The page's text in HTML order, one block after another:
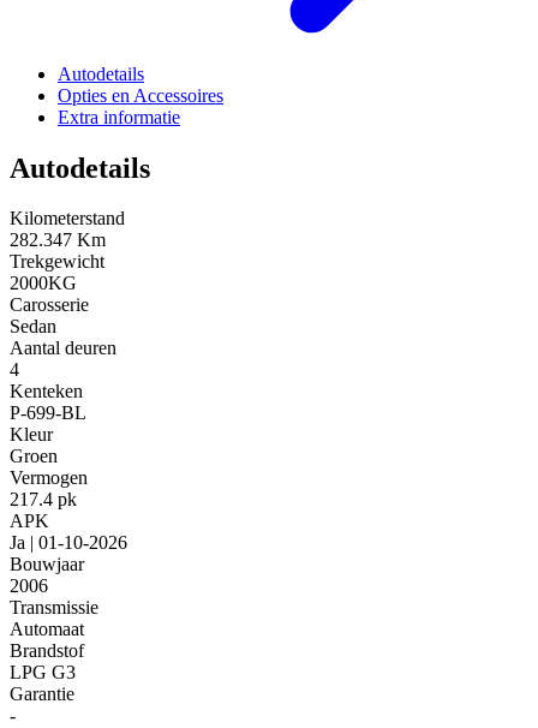
Autodetails
Opties en Accessoires
Extra informatie
Autodetails
Kilometerstand
282.347 Km
Trekgewicht
2000KG
Carosserie
Sedan
Aantal deuren
4
Kenteken
P-699-BL
Kleur
Groen
Vermogen
217.4 pk
APK
Ja | 01-10-2026
Bouwjaar
2006
Transmissie
Automaat
Brandstof
LPG G3
Garantie
-